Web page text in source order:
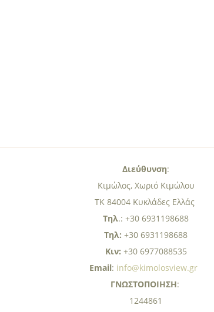
Διεύθυνση:
Κιμώλος, Χωριό Κιμώλου
ΤΚ 84004 Κυκλάδες Ελλάς
Τηλ.: +30 6931198688
Τηλ: +30 6931198688
Κιν: +30 6977088535
Email: info@kimolosview.gr
ΓΝΩΣΤΟΠΟΙΗΣΗ:
1244861